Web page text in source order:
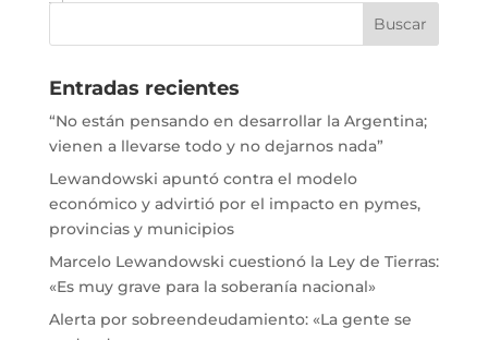
Entradas recientes
“No están pensando en desarrollar la Argentina;
vienen a llevarse todo y no dejarnos nada”
Lewandowski apuntó contra el modelo
económico y advirtió por el impacto en pymes,
provincias y municipios
Marcelo Lewandowski cuestionó la Ley de Tierras:
«Es muy grave para la soberanía nacional»
Alerta por sobreendeudamiento: «La gente se